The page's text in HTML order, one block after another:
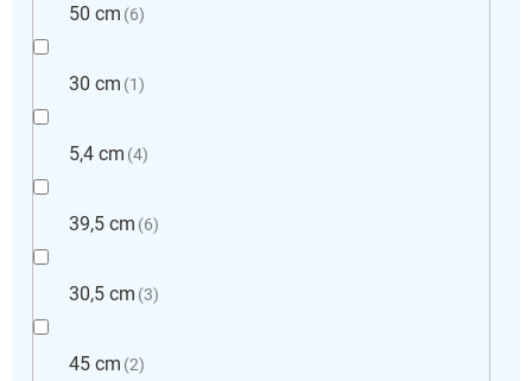
50 cm 6
30 cm 1
5,4 cm 4
39,5 cm 6
30,5 cm 3
45 cm 2